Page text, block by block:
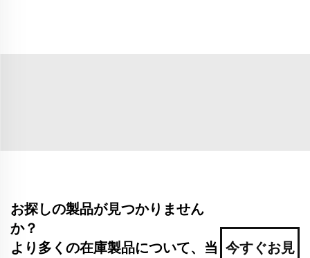
お探しの製品が見つかりません
か？
より多くの在庫製品について、当 今すぐお見